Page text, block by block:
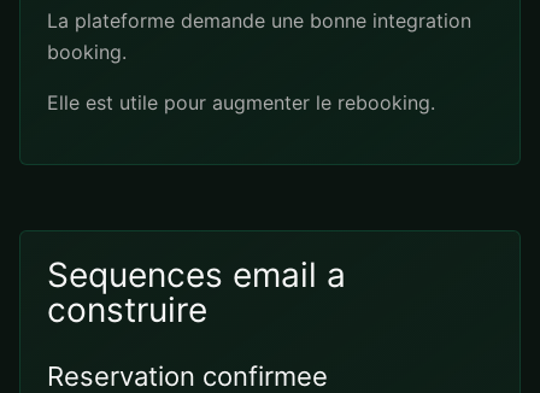
La plateforme demande une bonne integration
booking.
Elle est utile pour augmenter le rebooking.
Sequences email a
construire
Reservation confirmee